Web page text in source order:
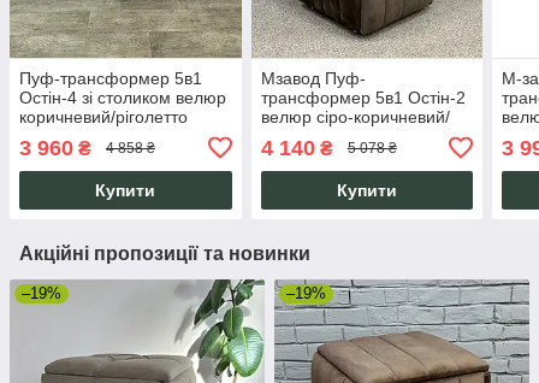
Пуф-трансформер 5в1
Остін-4 зі столиком велюр
коричневий/ріголетто
3 960 ₴ 4 858 ₴
Купити
Мзавод Пуф-
трансформер 5в1 Остін-2
велюр сіро-коричневий/
столик, компактний з
коліщатками
4 140₴ 5 078 ₴
Купити
М-
3
Акційні пропозиції та новинки
–19% –19%